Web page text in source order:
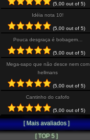
(5,00 out of 5)
Idéia nota 10!
(5,00 out of 5)
Pouca desgraça é bobagem…
(5,00 out of 5)
Mega-sapo que não desce nem com
hellmans
(5,00 out of 5)
Cantinho do cafofo
(5,00 out of 5)
[ Mais avaliados ]
[ TOP 5 ]